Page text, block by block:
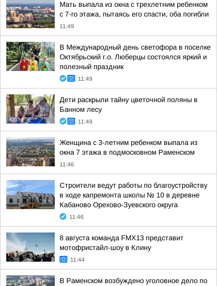
Мать выпала из окна с трехлетним ребенком
с 7-го этажа, пытаясь его спасти, оба погибли
11:49
В Международный день светофора в поселке
Октябрьский г.о. Люберцы состоялся яркий и
полезный праздник
11:49
Дети раскрыли тайну цветочной поляны в
Банном лесу
11:49
Женщина с 3-летним ребенком выпала из
окна 7 этажа в подмосковном Раменском
11:46
Строители ведут работы по благоустройству
в ходе капремонта школы № 10 в деревне
Кабаново Орехово-Зуевского округа
11:46
8 августа команда FMX13 представит
мотофристайл-шоу в Клину
11:44
В Раменском возбуждено уголовное дело по